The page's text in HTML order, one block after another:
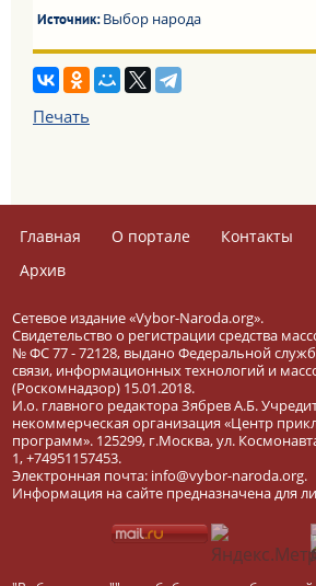
Источник:Выбор народа
Печать
Главная О портале Контакты
Архив
Сетевое издание «Vybor-Naroda.org».
Свидетельство о регистрации средства
№ ФС 77 - 72128, выдано Федеральной
связи, информационных технологий и
(Роскомнадзор) 15.01.2018.
И.о. главного редактора Зябрев А.Б.
некоммерческая организация «Центр
программ». 125299, г.Москва, ул.
1, +74951157453.
Электронная почта: info@vybor-naroda.org.
Информация на сайте предназначена для